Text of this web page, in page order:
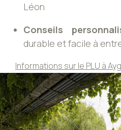
Léon
Conseils
durable et facile à
Informations sur le PLU à